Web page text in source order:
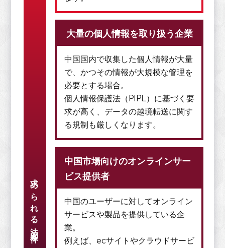
求められる法的条件
大量の個人情報を取り扱う企業
中国国内で収集した個人情報が大量
で、かつその情報が大規模な管理を
必要とする場合。
個人情報保護法（PIPL）に基づく要
求が高く、データの越境転送に関す
る規制も厳しくなります。
中国市場向けのオンラインサー
ビス提供者
中国のユーザーに対してオンライン
サービスや製品を提供している企
業。
例えば、ecサイトやクラウドサービ